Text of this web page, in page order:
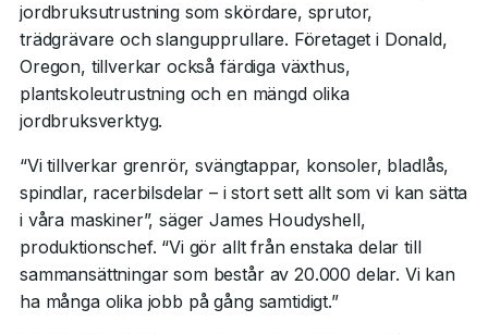
jordbruksutrustning som skördare, sprutor,
trädgrävare och slangupprullare. Företaget i Donald,
Oregon, tillverkar också färdiga växthus,
plantskoleutrustning och en mängd olika
jordbruksverktyg.
“Vi tillverkar grenrör, svängtappar, konsoler, bladlås,
spindlar, racerbilsdelar – i stort sett allt som vi kan sätta
i våra maskiner”, säger James Houdyshell,
produktionschef. “Vi gör allt från enstaka delar till
sammansättningar som består av 20.000 delar. Vi kan
ha många olika jobb på gång samtidigt.”